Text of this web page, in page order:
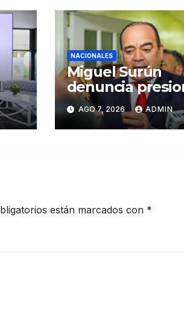
de
NACIONALES
Miguel Surún
denuncia
sobre jueces de
Suprema Corte
Justicia
AGO 7, 2026 ADMIN
están marcados con *